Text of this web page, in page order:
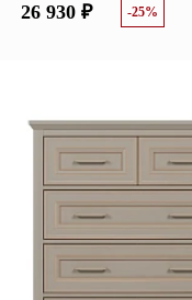
26 930 ₽ -25%